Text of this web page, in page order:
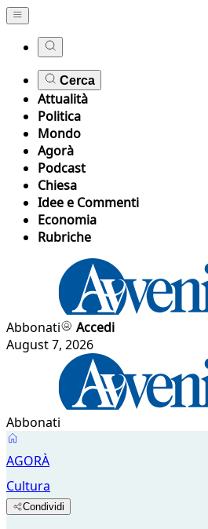
Cerca
Attualità
Politica
Mondo
Agorà
Podcast
Chiesa
Idee e Commenti
Economia
Rubriche
Abbonati
Accedi
August 7, 2026
Abbonati
AGORÀ
Cultura
Condividi